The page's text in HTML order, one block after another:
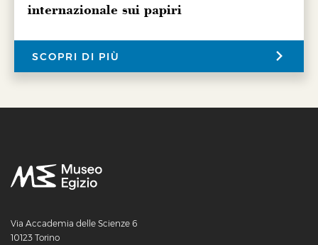
internazionale sui papiri
SCOPRI DI PIÙ
Via Accademia delle Scienze 6
10123 Torino